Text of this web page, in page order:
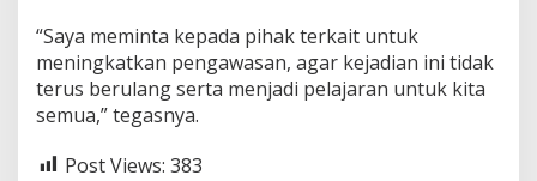
“Saya meminta kepada pihak terkait untuk
meningkatkan pengawasan, agar kejadian ini tidak
terus berulang serta menjadi pelajaran untuk kita
semua,” tegasnya.
Post Views: 383